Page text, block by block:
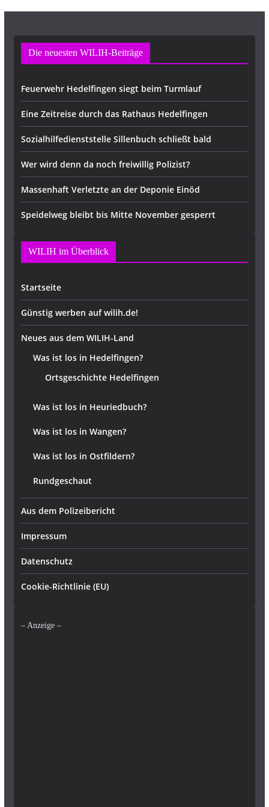
Die neuesten WILIH-Beiträge
Feuerwehr Hedelfingen siegt beim Turmlauf
Eine Zeitreise durch das Rathaus Hedelfingen
Sozialhilfedienststelle Sillenbuch schließt bald
Wer wird denn da noch freiwillig Polizist?
Massenhaft Verletzte an der Deponie Einöd
Speidelweg bleibt bis Mitte November gesperrt
WILIH im Überblick
Startseite
Günstig werben auf wilih.de!
Neues aus dem WILIH-Land
Was ist los in Hedelfingen?
Ortsgeschichte Hedelfingen
Was ist los in Heuriedbuch?
Was ist los in Wangen?
Was ist los in Ostfildern?
Rundgeschaut
Aus dem Polizeibericht
Impressum
Datenschutz
Cookie-Richtlinie (EU)
– Anzeige –